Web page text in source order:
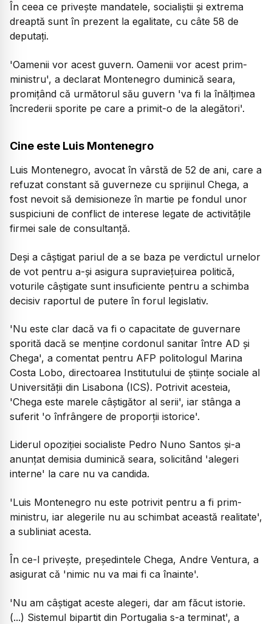
În ceea ce privește mandatele, socialiștii și extrema
dreaptă sunt în prezent la egalitate, cu câte 58 de
deputați.
'Oamenii vor acest guvern. Oamenii vor acest prim-
ministru', a declarat Montenegro duminică seara,
promițând că următorul său guvern 'va fi la înălțimea
încrederii sporite pe care a primit-o de la alegători'.
Cine este Luis Montenegro
Luis Montenegro, avocat în vârstă de 52 de ani, care a
refuzat constant să guverneze cu sprijinul Chega, a
fost nevoit să demisioneze în martie pe fondul unor
suspiciuni de conflict de interese legate de activitățile
firmei sale de consultanță.
Deși a câștigat pariul de a se baza pe verdictul urnelor
de vot pentru a-și asigura supraviețuirea politică,
voturile câștigate sunt insuficiente pentru a schimba
decisiv raportul de putere în forul legislativ.
'Nu este clar dacă va fi o capacitate de guvernare
sporită dacă se menține cordonul sanitar între AD și
Chega', a comentat pentru AFP politologul Marina
Costa Lobo, directoarea Institutului de științe sociale al
Universității din Lisabona (ICS). Potrivit acesteia,
'Chega este marele câștigător al serii', iar stânga a
suferit 'o înfrângere de proporții istorice'.
Liderul opoziției socialiste Pedro Nuno Santos și-a
anunțat demisia duminică seara, solicitând 'alegeri
interne' la care nu va candida.
'Luis Montenegro nu este potrivit pentru a fi prim-
ministru, iar alegerile nu au schimbat această realitate',
a subliniat acesta.
În ce-l privește, președintele Chega, Andre Ventura, a
asigurat că 'nimic nu va mai fi ca înainte'.
'Nu am câștigat aceste alegeri, dar am făcut istorie.
(...) Sistemul bipartit din Portugalia s-a terminat', a